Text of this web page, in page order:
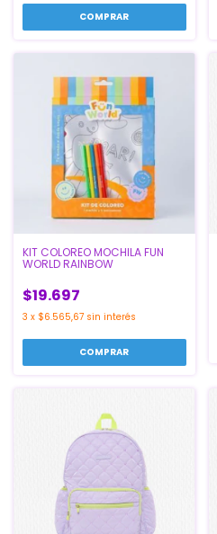
KIT COLOREO MOCHILA FUN
WORLD RAINBOW
$19.697
3 x $6.565,67 sin interés